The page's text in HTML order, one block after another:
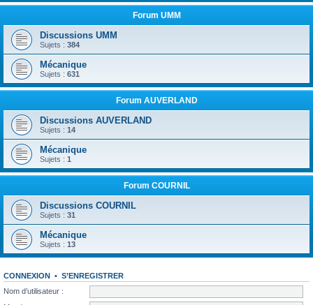
Forum UMM
Discussions UMM
Sujets : 384
Mécanique
Sujets : 631
Forum AUVERLAND
Discussions AUVERLAND
Sujets : 14
Mécanique
Sujets : 1
Forum COURNIL
Discussions COURNIL
Sujets : 31
Mécanique
Sujets : 13
CONNEXION • S’ENREGISTRER
Nom d’utilisateur :